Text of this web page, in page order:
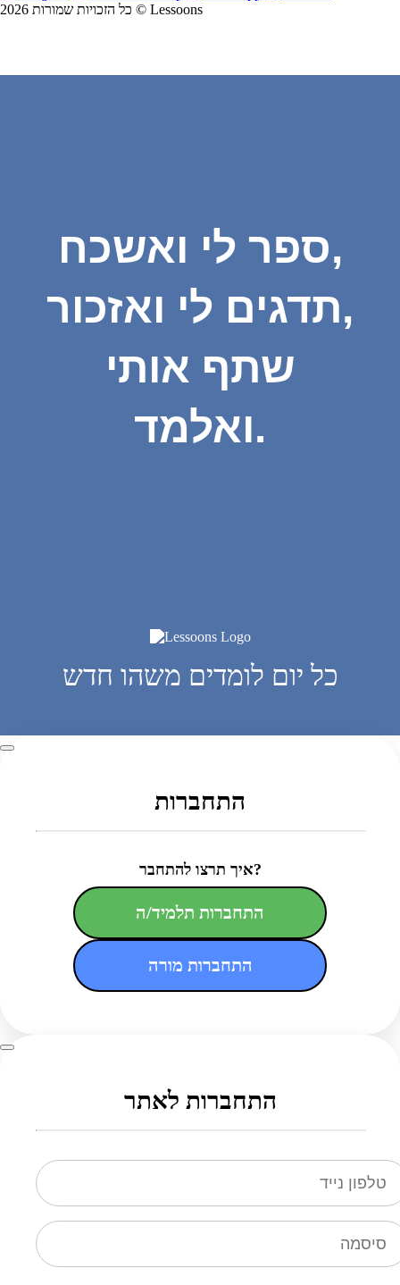
כל הזכויות שמורות 2026 © Lessoons
ספר לי ואשכח,
תדגים לי ואזכור,
שתף אותי
ואלמד.
כל יום לומדים משהו חדש
התחברות
איך תרצו להתחבר?
התחברות תלמיד/ה
התחברות מורה
התחברות לאתר